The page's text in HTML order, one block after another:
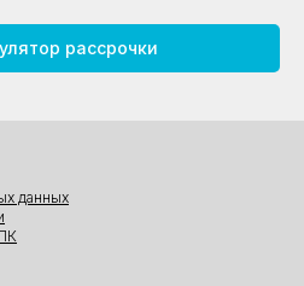
рассрочки
данных